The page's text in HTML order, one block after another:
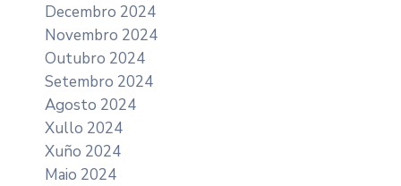
Decembro 2024
Novembro 2024
Outubro 2024
Setembro 2024
Agosto 2024
Xullo 2024
Xuño 2024
Maio 2024